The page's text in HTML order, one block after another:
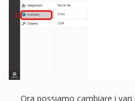
Ora possiamo cambiare i